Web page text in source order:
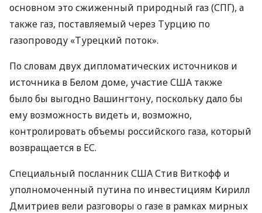
основном это сжиженный природный газ (СПГ), а
также газ, поставляемый через Турцию по
газопроводу «Турецкий поток».
По словам двух дипломатических источников и
источника в Белом доме, участие США также
было бы выгодно Вашингтону, поскольку дало бы
ему возможность видеть и, возможно,
контролировать объемы российского газа, который
возвращается в ЕС.
Специальный посланник США Стив Виткофф и
уполномоченный путина по инвестициям Кирилл
Дмитриев вели разговоры о газе в рамках мирных